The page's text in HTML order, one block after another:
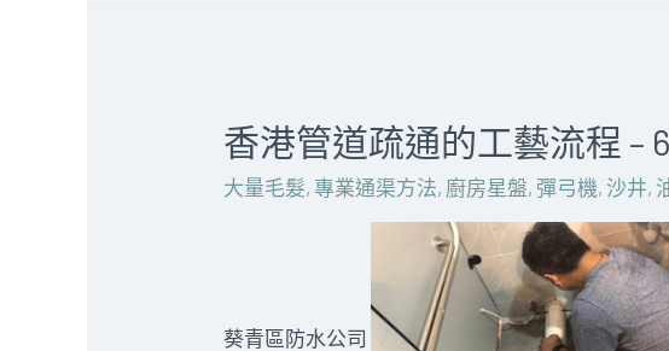
香港管道疏通的工藝流程 –
大量毛髮,專業通渠方法, 廚房星盤, 彈弓機, 沙井,
葵青區防水公司